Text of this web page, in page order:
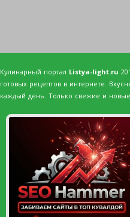
Кулинарный портал Listya-light.ru
готовых рецептов в интернете.
каждый день. Только свежие и